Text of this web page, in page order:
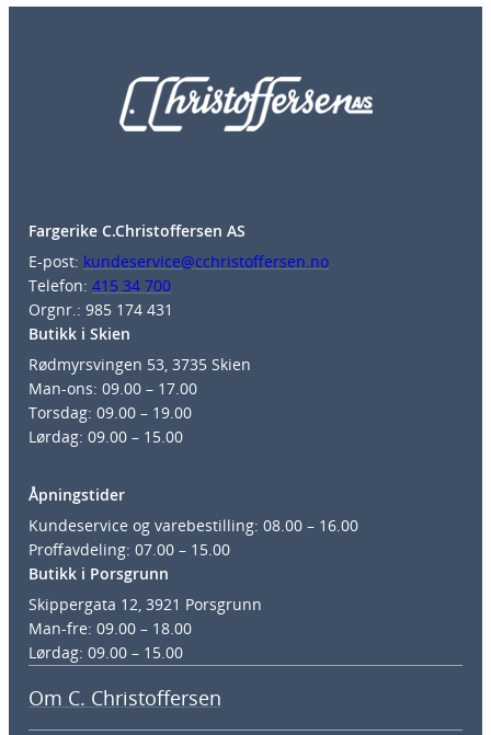
Fargerike C.Christoffersen AS
E-post: kundeservice@cchristoffersen.no
Telefon: 415 34 700
Orgnr.: 985 174 431
Butikk i Skien
Rødmyrsvingen 53, 3735 Skien
Man-ons: 09.00 – 17.00
Torsdag: 09.00 – 19.00
Lørdag: 09.00 – 15.00
Åpningstider
Kundeservice og varebestilling: 08.00 – 16.00
Proffavdeling: 07.00 – 15.00
Butikk i Porsgrunn
Skippergata 12, 3921 Porsgrunn
Man-fre: 09.00 – 18.00
Lørdag: 09.00 – 15.00
Om C. Christoffersen